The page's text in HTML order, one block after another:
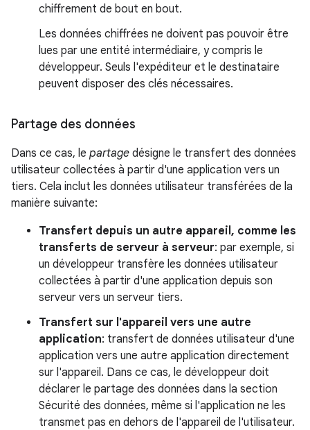
chiffrement de bout en bout.
Les données chiffrées ne doivent pas pouvoir être
lues par une entité intermédiaire, y compris le
développeur. Seuls l'expéditeur et le destinataire
peuvent disposer des clés nécessaires.
Partage des données
Dans ce cas, le partage désigne le transfert des données
utilisateur collectées à partir d'une application vers un
tiers. Cela inclut les données utilisateur transférées de la
manière suivante:
Transfert depuis un autre appareil, comme les
transferts de serveur à serveur: par exemple, si
un développeur transfère les données utilisateur
collectées à partir d'une application depuis son
serveur vers un serveur tiers.
Transfert sur l'appareil vers une autre
application: transfert de données utilisateur d'une
application vers une autre application directement
sur l'appareil. Dans ce cas, le développeur doit
déclarer le partage des données dans la section
Sécurité des données, même si l'application ne les
transmet pas en dehors de l'appareil de l'utilisateur.